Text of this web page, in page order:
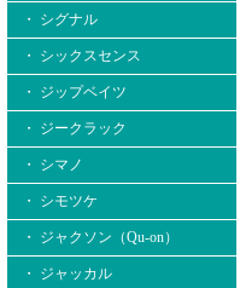
・ シグナル
・ シックスセンス
・ ジップベイツ
・ ジークラック
・ シマノ
・ シモツケ
・ ジャクソン（Qu-on）
・ ジャッカル